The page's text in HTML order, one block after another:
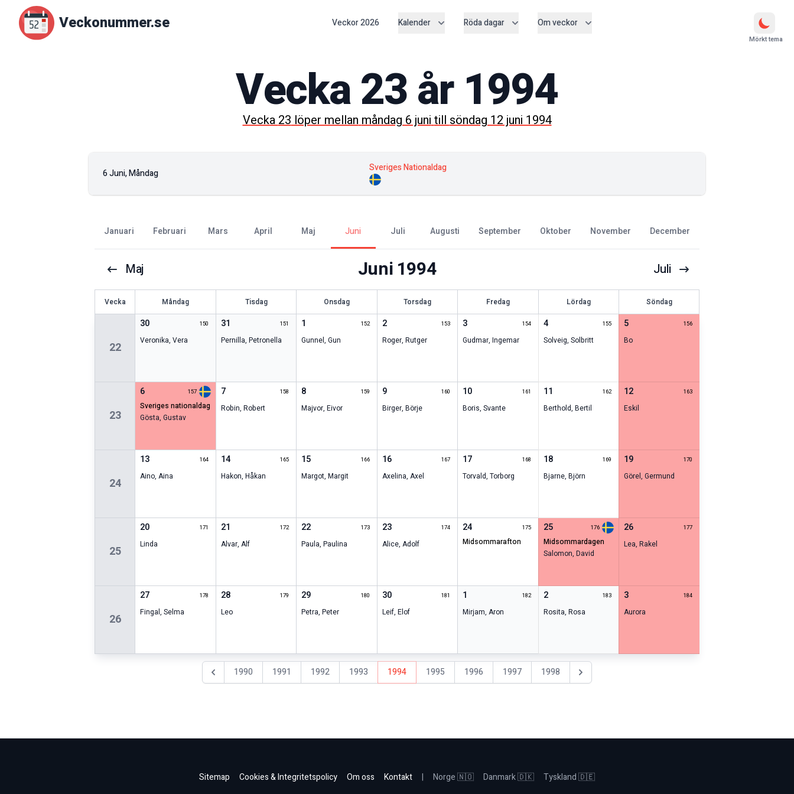
Veckonummer.se Veckor2026 Kalender Röda dagar Om veckor
Mörkt tema
Vecka23år 1994
Vecka23löper mellanmåndag 6 junitillsöndag 12 juni 1994
6 Juni, Måndag Sveriges Nationaldag
januari februari mars april maj juni juli augusti september oktober november december
Maj Juni 1994 Juli
Vecka Måndag Tisdag Onsdag Torsdag Fredag Lördag Söndag
22
30 150
Veronika,Vera
31 151
Pernilla, Petronella
1 152
Gunnel,Gun
2 153
Roger, Rutger
3 154
Gudmar,Ingemar
4 155
Solveig, Solbritt
5 156
Bo
23
6 157
sveriges nationaldag
Gösta,Gustav
7 158
Robin, Robert
8 159
Majvor,Eivor
9 160
Birger, Börje
10 161
Boris,Svante
11 162
Berthold, Bertil
12 163
Eskil
24
13 164
Aino,Aina
14 165
Hakon, Håkan
15 166
Margot,Margit
16 167
Axelina, Axel
17 168
Torvald,Torborg
18 169
Bjarne, Björn
19 170
Görel,Germund
25
20 171
Linda
21 172
Alvar, Alf
22 173
Paula,Paulina
23 174
Alice, Adolf
24 175
midsommarafton
25 176
midsommardagen
Salomon, David
26 177
Lea,Rakel
26
27 178
Fingal,Selma
28 179
Leo
29 180
Petra,Peter
30 181
Leif, Elof
1 182
Mirjam,Aron
2 183
Rosita, Rosa
3 184
Aurora
Föregående år
1990 1991 1992 1993 1994 1995 1996 1997 1998 Nästa år
Sitemap Cookies & Integritetspolicy Om oss Kontakt | Norge 🇳🇴 Danmark 🇩🇰 Tyskland 🇩🇪